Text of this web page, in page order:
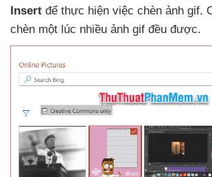
Insert để thực hiện việc chèn ảnh gif.
chèn một lúc nhiều ảnh gif đều được.